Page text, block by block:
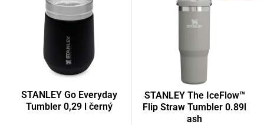
STANLEY Go Everyday
Tumbler 0,29 l černý
STANLEY The IceFlow™
Flip Straw Tumbler 0.89l
ash